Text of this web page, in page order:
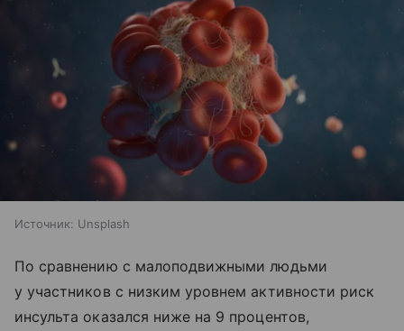
Источник: Unsplash
По сравнению с малоподвижными людьми
у участников с низким уровнем активности риск
инсульта оказался ниже на 9 процентов,